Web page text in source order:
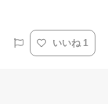
いいね 1